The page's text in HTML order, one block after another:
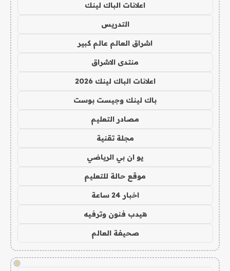
اعلانات الباك لينك
التدريس
اشراق العالم عالم كبير
منتدى الاشراق
اعلانات الباك لينك 2026
باك لينك وجيست بوست
مصادر التعليم
مجلة تقنية
يو ان بي الرياضي
موقع حالة للتعليم
اخبار 24 ساعة
هيدب فنون وترفيه
صحيفة العالم
!